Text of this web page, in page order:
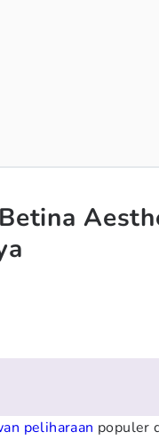
peliharaan populer